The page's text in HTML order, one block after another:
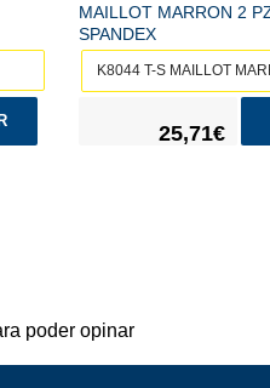
MAILLOT MARRON 2
SPANDEX
25,71€
poder opinar